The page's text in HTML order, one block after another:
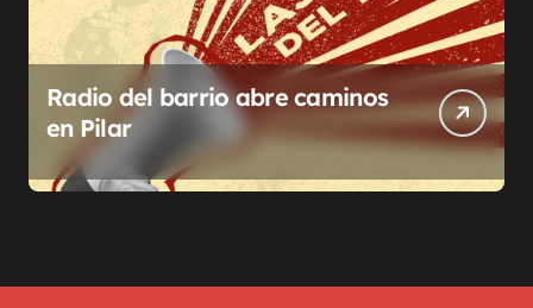
Radio del barrio abre caminos
en Pilar